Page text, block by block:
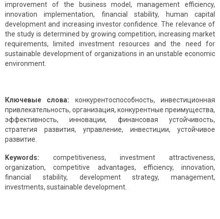
improvement of the business model, management efficiency,
innovation implementation, financial stability, human capital
development and increasing investor confidence. The relevance of
the study is determined by growing competition, increasing market
requirements, limited investment resources and the need for
sustainable development of organizations in an unstable economic
environment.
Ключевые слова: конкурентоспособность, инвестиционная
привлекательность, организация, конкурентные преимущества,
эффективность, инновации, финансовая устойчивость,
стратегия развития, управление, инвестиции, устойчивое
развитие.
Keywords: competitiveness, investment attractiveness,
organization, competitive advantages, efficiency, innovation,
financial stability, development strategy, management,
investments, sustainable development.